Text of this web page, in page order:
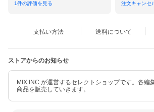
1件の評価を見る 注文キャンセ
支払い方法 送料について
ストアからのお知らせ
MIX INC.が運営するセレクトショップです。各編
商品を販売していきます。